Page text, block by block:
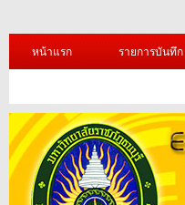
หน้าแรก รายการบันทึก